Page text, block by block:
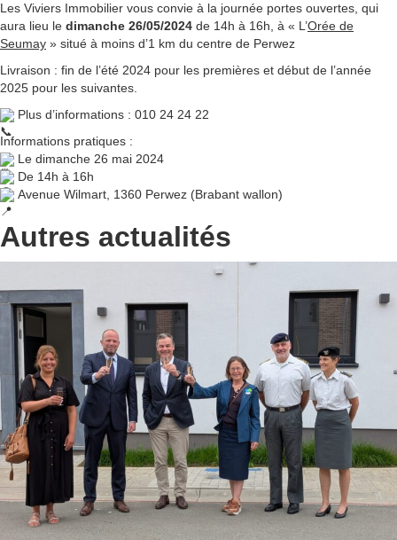
Les Viviers Immobilier vous convie à la journée portes ouvertes, qui
aura lieu le dimanche 26/05/2024 de 14h à 16h, à « L’Orée de
Seumay » situé à moins d’1 km du centre de Perwez
Livraison : fin de l’été 2024 pour les premières et début de l’année
2025 pour les suivantes.
Plus d’informations : 010 24 24 22
Informations pratiques :
Le dimanche 26 mai 2024
De 14h à 16h
Avenue Wilmart, 1360 Perwez (Brabant wallon)
Autres actualités